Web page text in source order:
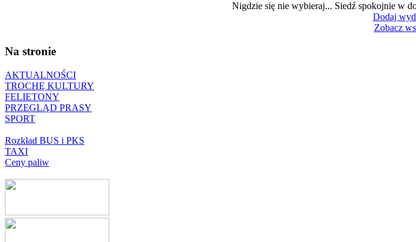
Nigdzie się nie wybieraj... Siedź spokojnie w
Dodaj
Zobacz
Na stronie
AKTUALNOŚCI
TROCHĘ KULTURY
FELIETONY
PRZEGLĄD PRASY
SPORT
Rozkład BUS i PKS
TAXI
Ceny paliw